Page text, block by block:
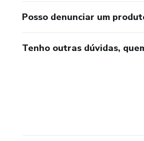
Posso denunciar um
Tenho outras dúvidas,